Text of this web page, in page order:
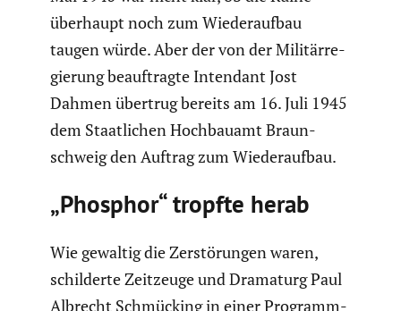
überhaupt noch zum Wieder­aufbau
taugen würde. Aber der von der Militär­re­
gie­rung beauf­tragte Intendant Jost
Dahmen übertrug bereits am 16. Juli 1945
dem Staat­li­chen Hochbauamt Braun­
schweig den Auftrag zum Wieder­aufbau.
„Phosphor“ tropfte herab
Wie gewaltig die Zerstö­rungen waren,
schil­derte Zeitzeuge und Dramaturg Paul
Albrecht Schmücking in einer Programm­